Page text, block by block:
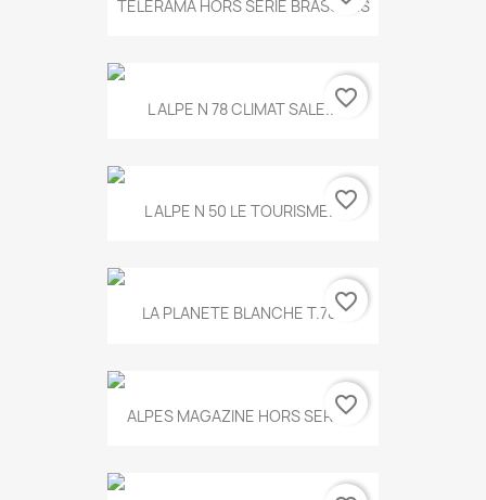
TELERAMA HORS SERIE BRASSENS
L ALPE N 78 CLIMAT SALE...favorite_border
L ALPE N 50 LE TOURISME...favorite_border
LA PLANETE BLANCHE T.785favorite_border
ALPES MAGAZINE HORS SERIE...
favorite_border